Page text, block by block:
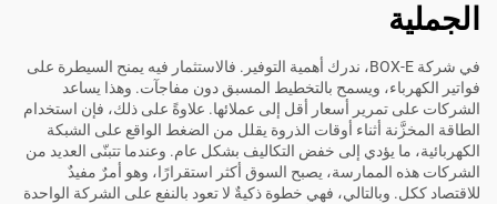
الجملية
في شركة BOX-E، ندرك أهمية التوفير. فالاستثمار فيه يمنح السيطرة على
فواتير الكهرباء، ويسمح بالتخطيط المسبق دون مفاجآت. وهذا يساعد
الشركات على تمرير أسعار أقل إلى عملائها. علاوةً على ذلك، فإن استخدام
الطاقة المخزَّنة أثناء أوقات الذروة يقلل من الضغط الواقع على الشبكة
الكهربائية، ما يؤدي إلى خفض التكاليف بشكل عام. وعندما تتبنّى العديد من
الشركات هذه الممارسة، يصبح السوق أكثر استقرارًا، وهو أمرٌ مفيدٌ
للاقتصاد ككل. وبالتالي، فهي خطوة ذكيةٌ لا تعود بالنفع على الشركة الواحدة